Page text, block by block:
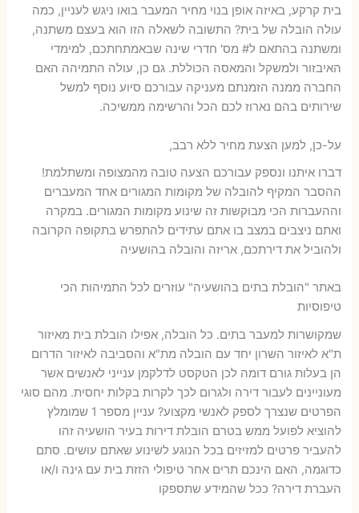
בית קרקע, באיזה אופן בנוי מחיר המעבר בואו ניגש לעניין, כמה
עולה הובלה של בית? התשובה לשאלה הזו הוא בעצם משתנה,
ומשתנה בהתאם ל# מס' חדרי שינה שבאמתחתכם, למימדי
האיבזור ולמשקל והמאסה הכוללת. גם כן, עולה התמיהה האם
החברה ממנה הזמנתם מעניקה עבורכם סיוע נוסף למשל
שירותים בהם נארוז לכם הכל והרשימה ממשיכה.
על-כן, למען הצעת מחיר ללא רבב,
דברו איתנו ונספק עבורכם הצעה טובה מהמצופה ומשתלמת!
ההסבר המקיף להובלה של מקומות המגורים אחד המעברים
וההעברות הכי מבוקשות זה שינוע מקומות המגורים. במקרה
ואתם ניצבים במצב בו אתם עתידים להתפרש בתקופה הקרובה
ולהוביל את דירתכם, אריזה והובלה בהושעיה
באתר "הובלת בתים בהושעיה" עוזרים לכל התמיהות הכי
טיפוסיות
שמקושרות למעבר בתים. כל הובלה, אפילו הובלת בית מאיזור
ת"א לאיזור השרון יחד עם הובלה מת"א והסביבה לאיזור הדרום
הן בעלות גורם דומה לכן הטקסט לדלקמן ענייני לאנשים אשר
מעוניינים לעבור דירה ולגרום לכך לקרות בקלות יחסית. מהם סוגי
הפרטים שנצרך לספק לאנשי מקצוע? עניין מספר 1 שמומלץ
להוציא לפועל ממש בטרם הובלת דירות בעיר הושעיה זהו
להעביר פרטים למזיזים בכל הנוגע לשינוע שאתם עושים. סתם
כדוגמה, האם הינכם תרים אחר טיפולי הזזת בית עם גינה ו/או
העברת דירה? ככל שהמידע שתספקו